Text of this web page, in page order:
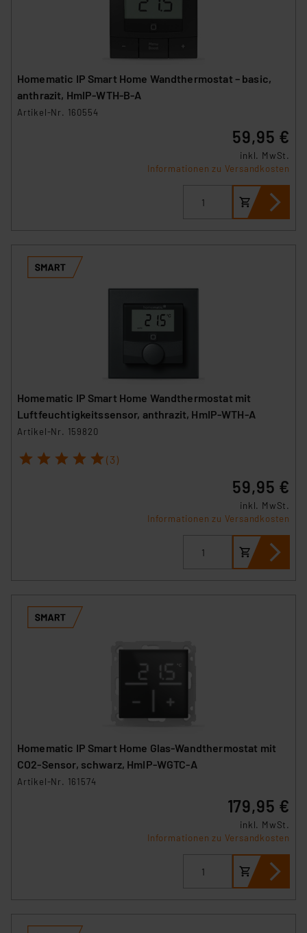
Homematic IP Smart Home Wandthermostat – basic,
anthrazit, HmIP-WTH-B-A
Artikel-Nr. 160554
59,95 €
inkl. MwSt.
Informationen zu Versandkosten
Homematic IP Smart Home Wandthermostat mit
Luftfeuchtigkeitssensor, anthrazit, HmIP-WTH-A
Artikel-Nr. 159820
1 2 3 4 5 (3)
59,95 €
inkl. MwSt.
Informationen zu Versandkosten
Homematic IP Smart Home Glas-Wandthermostat mit
CO2-Sensor, schwarz, HmIP-WGTC-A
Artikel-Nr. 161574
179,95 €
inkl. MwSt.
Informationen zu Versandkosten